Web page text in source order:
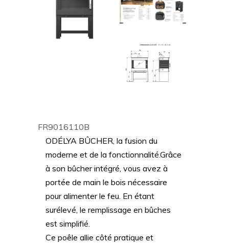
FR9016110B
ODÉLYA BÛCHER , la fusion du
moderne et de la fonctionnalité.Grâce
à son bûcher intégré, vous avez à
portée de main le bois nécessaire
pour alimenter le feu. En étant
surélevé, le remplissage en bûches
est simplifié.
Ce poêle allie côté pratique et